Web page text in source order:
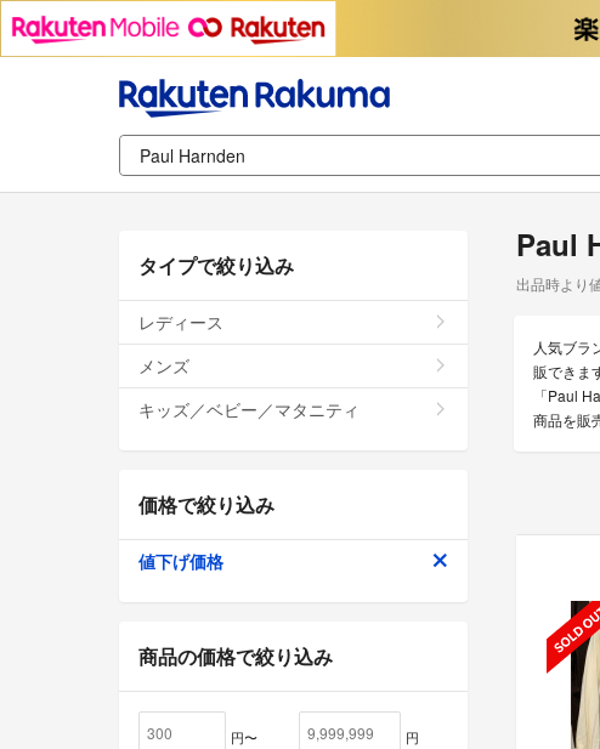
Paul
出品時より
人気ブラ
販できま
「Paul
商品を販
タイプで絞り込み
レディース
メンズ
キッズ／ベビー／マタニティ
価格で絞り込み
値下げ価格
商品の価格で絞り込み
円〜 円